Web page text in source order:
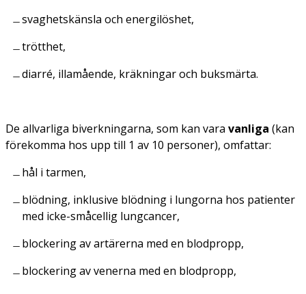
svaghetskänsla och energilöshet,
trötthet,
diarré, illamående, kräkningar och buksmärta.
De allvarliga biverkningarna, som kan vara vanliga (kan
förekomma hos upp till 1 av 10 personer), omfattar:
hål i tarmen,
blödning, inklusive blödning i lungorna hos patienter
med icke-småcellig lungcancer,
blockering av artärerna med en blodpropp,
blockering av venerna med en blodpropp,